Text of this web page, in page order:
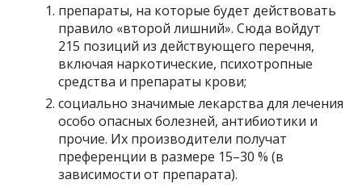
препараты, на которые будет действовать
правило «второй лишний». Сюда войдут
215 позиций из действующего перечня,
включая наркотические, психотропные
средства и препараты крови;
социально значимые лекарства для лечения
особо опасных болезней, антибиотики и
прочие. Их производители получат
преференции в размере 15–30 % (в
зависимости от препарата).